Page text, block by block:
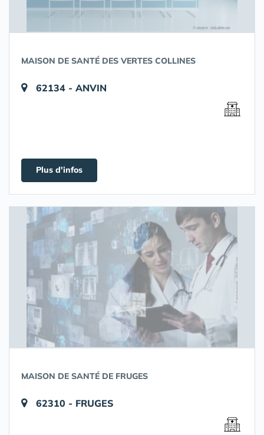
MAISON DE SANTÉ DES VERTES COLLINES
62134 - ANVIN
Plus d'infos
MAISON DE SANTÉ DE FRUGES
62310 - FRUGES